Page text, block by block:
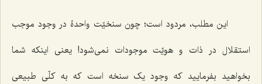
این مطلب، مردود است؛ چون سنخیّت واحدۀ در وجود موجب
استقلال در ذات و هویّت موجودات نمی‌شود! یعنی اینکه شما
بخواهید بفرمایید که وجود یک سنخه است که به کلّی طبیعی